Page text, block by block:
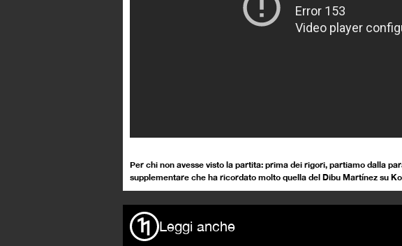
Per chi non avesse visto la partita: prima dei rigori, partiamo dalla
supplementare che ha ricordato molto quella del Dibu Martínez su
Leggi anche